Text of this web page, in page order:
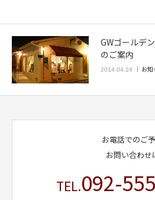
GWゴールデ
のご案内
2014.04.24 お知
お電話でのご
お問い合わせ
TEL.092-